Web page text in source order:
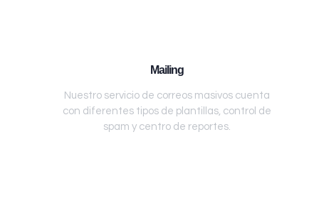
Mailing
Nuestro servicio de correos masivos cuenta
con diferentes tipos de plantillas, control de
spam y centro de reportes.